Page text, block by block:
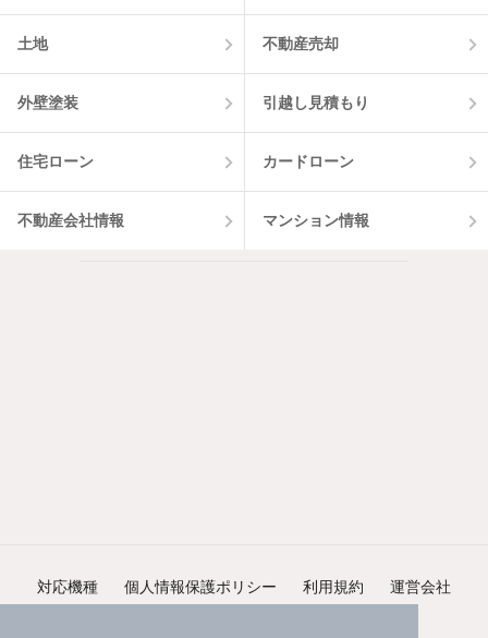
土地 不動産売却
外壁塗装 引越し見積もり
住宅ローン カードローン
不動産会社情報 マンション情報
対応機種 個人情報保護ポリシー 利用規約 運営会社